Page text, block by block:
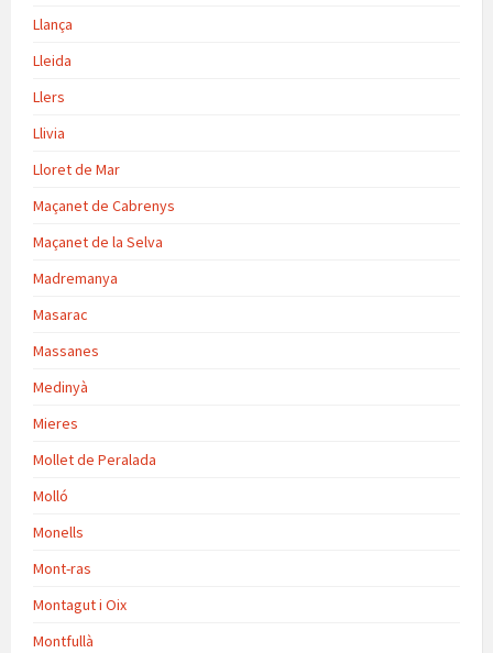
Llança
Lleida
Llers
Llivia
Lloret de Mar
Maçanet de Cabrenys
Maçanet de la Selva
Madremanya
Masarac
Massanes
Medinyà
Mieres
Mollet de Peralada
Molló
Monells
Mont-ras
Montagut i Oix
Montfullà